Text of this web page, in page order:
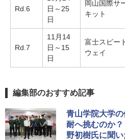
Rd.6
日～25
日
岡山国際サ
キット
Rd.7
11月14
日～15
日
富士スピー
ウェイ
編集部のおすすめ記事
青山学院大学
耐へ挑むのか
野初樹氏に聞い